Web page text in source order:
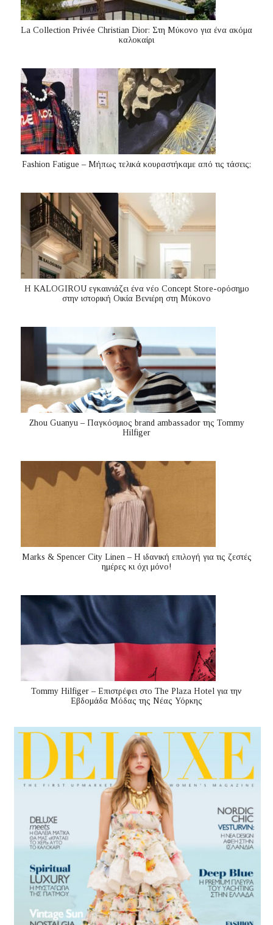
La Collection Privée Christian Dior: Στη Μύκονο για ένα ακόμα
καλοκαίρι
Fashion Fatigue – Μήπως τελικά κουραστήκαμε από τις τάσεις;
Η KALOGIROU εγκαινιάζει ένα νέο Concept Store-ορόσημο
στην ιστορική Οικία Βενιέρη στη Μύκονο
Zhou Guanyu – Παγκόσμιος brand ambassador της Tommy
Hilfiger
Marks & Spencer City Linen – Η ιδανική επιλογή για τις ζεστές
ημέρες κι όχι μόνο!
Tommy Hilfiger – Επιστρέφει στο The Plaza Hotel για την
Εβδομάδα Μόδας της Νέας Υόρκης